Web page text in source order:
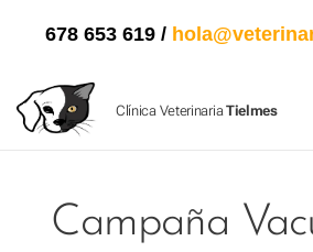
678 653 619 /
Clínica Veterinaria Tielmes
Campaña